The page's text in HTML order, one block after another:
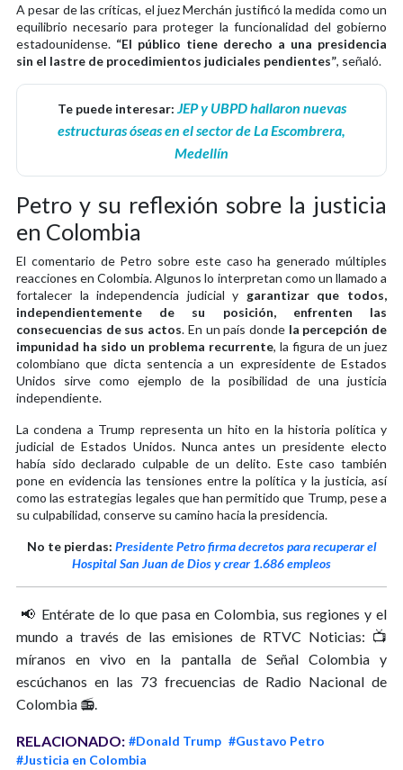
A pesar de las críticas, el juez Merchán justificó la medida como un
equilibrio necesario para proteger la funcionalidad del gobierno
estadounidense. “El público tiene derecho a una presidencia
sin el lastre de procedimientos judiciales pendientes”, señaló.
Te puede interesar: JEP y UBPD hallaron nuevas
estructuras óseas en el sector de La Escombrera,
Medellín
Petro y su reflexión sobre la justicia
en Colombia
El comentario de Petro sobre este caso ha generado múltiples
reacciones en Colombia. Algunos lo interpretan como un llamado a
fortalecer la independencia judicial y garantizar que todos,
independientemente de su posición, enfrenten las
consecuencias de sus actos. En un país donde la percepción de
impunidad ha sido un problema recurrente, la figura de un juez
colombiano que dicta sentencia a un expresidente de Estados
Unidos sirve como ejemplo de la posibilidad de una justicia
independiente.
La condena a Trump representa un hito en la historia política y
judicial de Estados Unidos. Nunca antes un presidente electo
había sido declarado culpable de un delito. Este caso también
pone en evidencia las tensiones entre la política y la justicia, así
como las estrategias legales que han permitido que Trump, pese a
su culpabilidad, conserve su camino hacia la presidencia.
No te pierdas: Presidente Petro firma decretos para recuperar el
Hospital San Juan de Dios y crear 1.686 empleos
📢 Entérate de lo que pasa en Colombia, sus regiones y el
mundo a través de las emisiones de RTVC Noticias: 📺
míranos en vivo en la pantalla de Señal Colombia y
escúchanos en las 73 frecuencias de Radio Nacional de
Colombia 📻.
RELACIONADO: #Donald Trump #Gustavo Petro
#Justicia en Colombia